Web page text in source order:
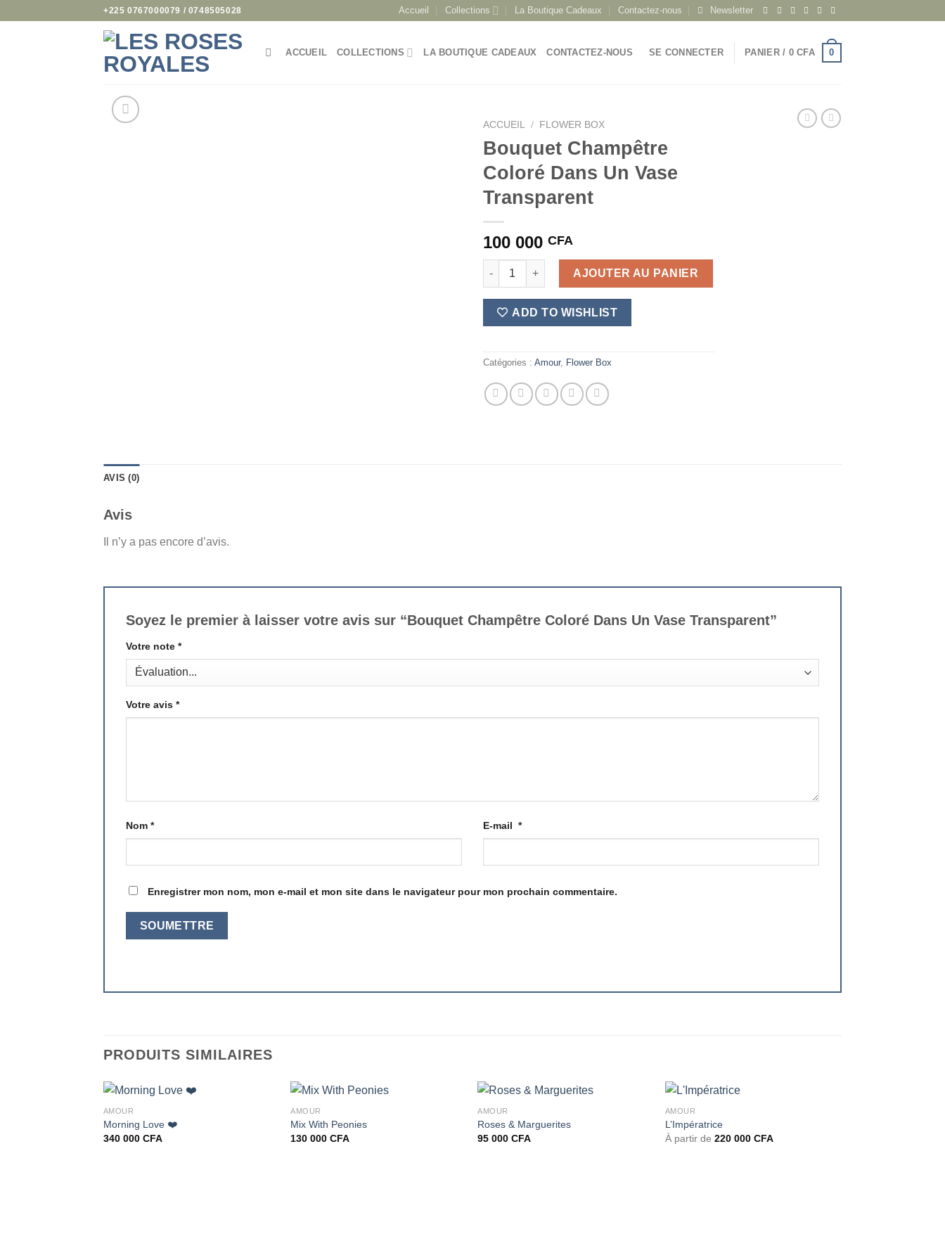
+225 0767000079 / 0748505028 Accueil Collections La Boutique Cadeaux Contactez-nous Newsletter
ACCUEIL COLLECTIONS LA BOUTIQUE CADEAUX CONTACTEZ-NOUS SE CONNECTER PANIER / 0CFA 0
ACCUEIL / FLOWER BOX
Bouquet Champêtre
Coloré Dans Un Vase
Transparent
100 000 CFA
quantité de Bouquet Champêtre Coloré Dans Un Vase Transparent
AJOUTER AU PANIER
ADD TO WISHLIST
Catégories : Amour, Flower Box
AVIS (0)
Avis
Il n’y a pas encore d’avis.
Soyez le premier à laisser votre avis sur “Bouquet Champêtre Coloré Dans Un Vase Transparent”
Votre note *
Votre avis *
Nom * E-mail *
Enregistrer mon nom, mon e-mail et mon site dans le navigateur pour mon prochain commentaire.
PRODUITS SIMILAIRES
AMOUR
Morning Love ❤️
340 000 CFA
AMOUR
Mix With Peonies
130 000CFA
AMOUR
Roses & Marguerites
95 000CFA
AMOUR
L’Impératrice
À partir de 220 000 CFA